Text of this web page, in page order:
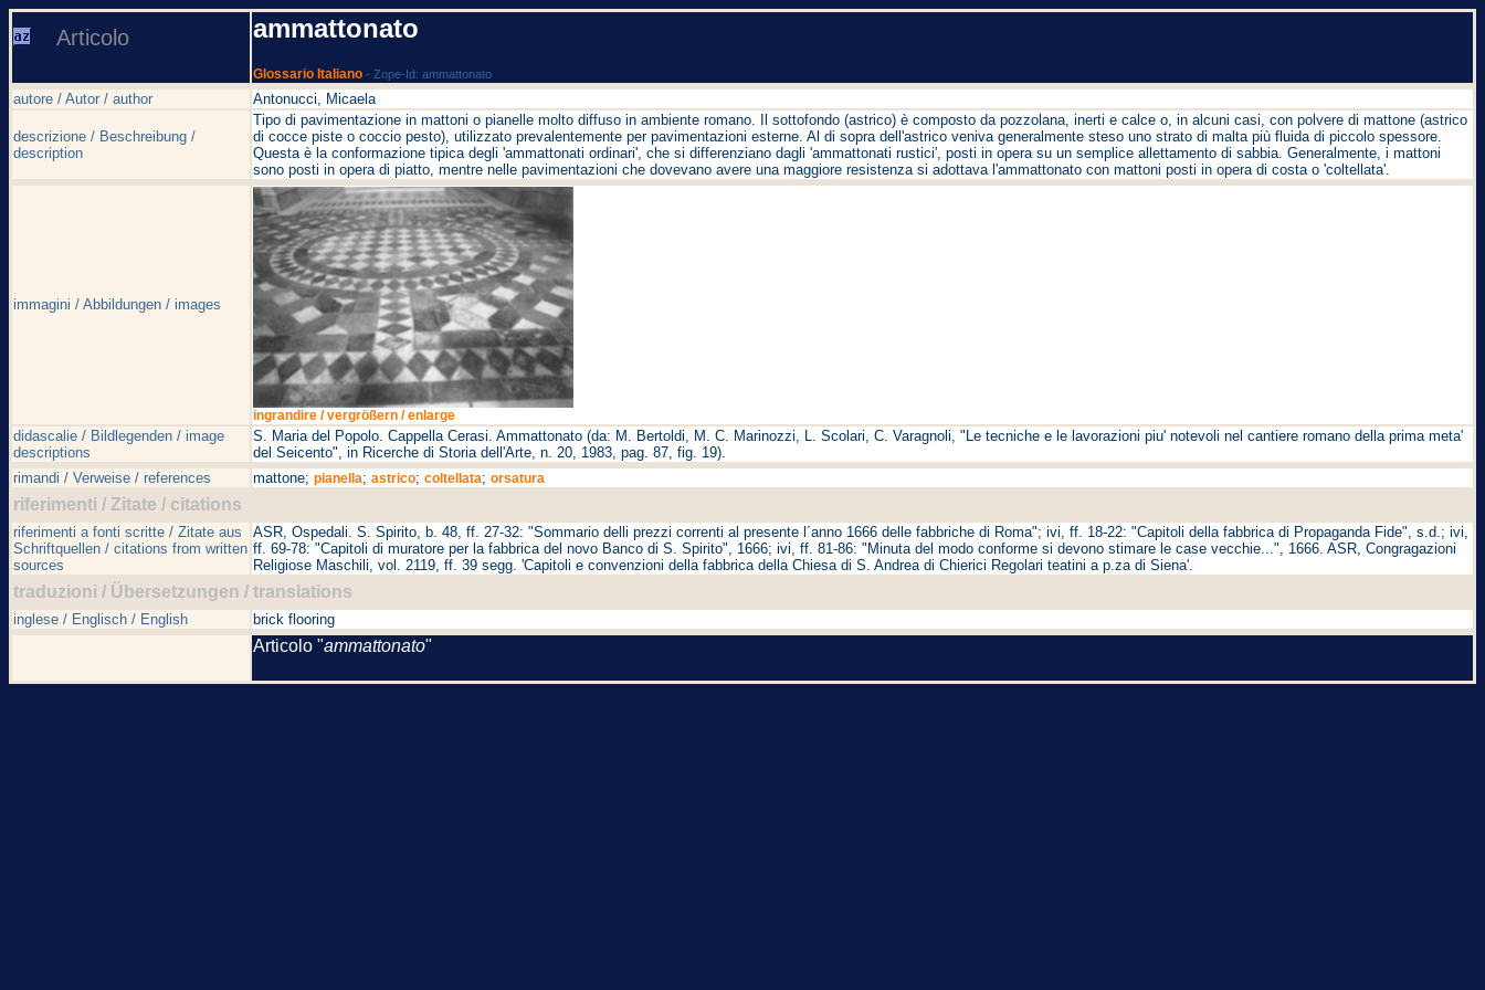
Articolo ammattonato
Glossario Italiano - Zope-Id: ammattonato
autore / Autor / author Antonucci, Micaela
descrizione / Beschreibung /
description
Tipo di pavimentazione in mattoni o pianelle molto diffuso in ambiente romano. Il sottofondo (astrico) è composto da pozzolana, inerti e calce o, in alcuni casi, con polvere di mattone (astrico
di cocce piste o coccio pesto), utilizzato prevalentemente per pavimentazioni esterne. Al di sopra dell'astrico veniva generalmente steso uno strato di malta più fluida di piccolo spessore.
Questa è la conformazione tipica degli 'ammattonati ordinari', che si differenziano dagli 'ammattonati rustici', posti in opera su un semplice allettamento di sabbia. Generalmente, i mattoni
sono posti in opera di piatto, mentre nelle pavimentazioni che dovevano avere una maggiore resistenza si adottava l'ammattonato con mattoni posti in opera di costa o 'coltellata'.
immagini / Abbildungen / images
ingrandire / vergrößern / enlarge
didascalie / Bildlegenden / image
descriptions
S. Maria del Popolo. Cappella Cerasi. Ammattonato (da: M. Bertoldi, M. C. Marinozzi, L. Scolari, C. Varagnoli, "Le tecniche e le lavorazioni piu' notevoli nel cantiere romano della prima meta'
del Seicento", in Ricerche di Storia dell'Arte, n. 20, 1983, pag. 87, fig. 19).
rimandi / Verweise / references
mattone;pianella;astrico;coltellata;orsatura
riferimenti / Zitate / citations
riferimenti a fonti scritte / Zitate aus
Schriftquellen / citations from written
sources
ASR, Ospedali. S. Spirito, b. 48, ff. 27-32: "Sommario delli prezzi correnti al presente l´anno 1666 delle fabbriche di Roma"; ivi, ff. 18-22: "Capitoli della fabbrica di Propaganda Fide", s.d.; ivi,
ff. 69-78: "Capitoli di muratore per la fabbrica del novo Banco di S. Spirito", 1666; ivi, ff. 81-86: "Minuta del modo conforme si devono stimare le case vecchie...", 1666. ASR, Congragazioni
Religiose Maschili, vol. 2119, ff. 39 segg. 'Capitoli e convenzioni della fabbrica della Chiesa di S. Andrea di Chierici Regolari teatini a p.za di Siena'.
traduzioni / Übersetzungen / translations
inglese / Englisch / English brick flooring
Articolo "ammattonato"